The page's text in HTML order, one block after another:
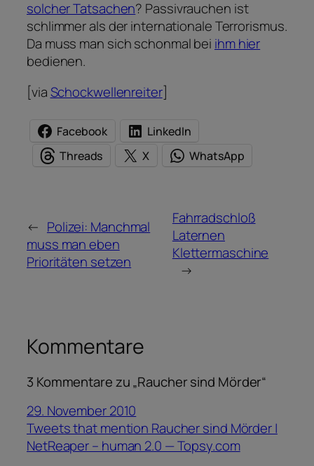
solcher Tatsachen? Passivrauchen ist
schlimmer als der internationale Terrorismus.
Da muss man sich schonmal bei ihm hier
bedienen.
[via Schockwellenreiter]
Facebook
LinkedIn
Threads
X WhatsApp
← Polizei: Manchmal
muss man eben
Prioritäten setzen
Fahrradschloß
Laternen
Klettermaschine
→
Kommentare
3 Kommentare zu „Raucher sind Mörder“
29. November 2010
Tweets that mention Raucher sind Mörder |
NetReaper – human 2.0 — Topsy.com